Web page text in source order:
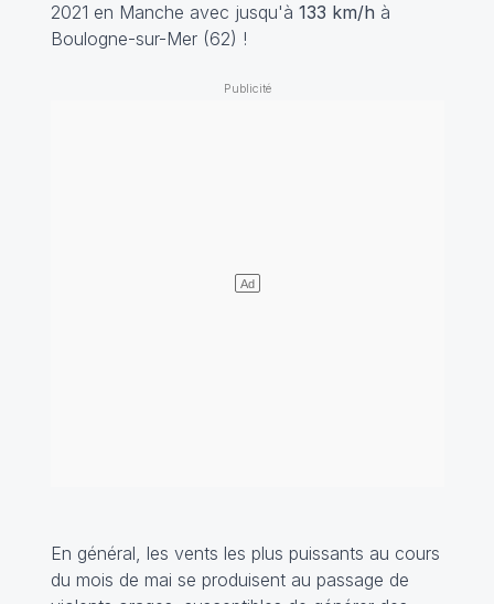
2021 en Manche avec jusqu'à 133 km/h à
Boulogne-sur-Mer (62) !
En général, les vents les plus puissants au cours
du mois de mai se produisent au passage de